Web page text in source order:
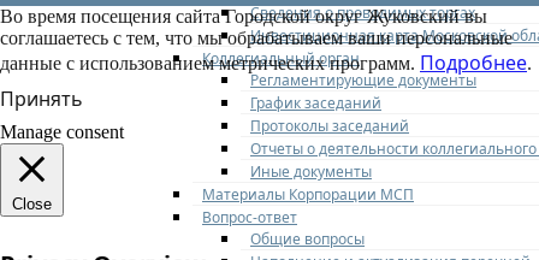
Сведения о проводимых торгах
Инвестиционная карта Московской
Коллегиальный орган
Регламентирующие документы
График заседаний
Протоколы заседаний
Отчеты о деятельности
Иные документы
Материалы Корпорации МСП
Вопрос-ответ
Общие вопросы
Во время посещения сайта Городской округ Жуковский вы
соглашаетесь с тем, что мы обрабатываем ваши персональные
данные с использованием метрических программ. Подробнее.
Принять
Manage consent
Close